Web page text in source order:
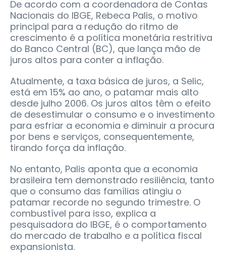
De acordo com a coordenadora de Contas
Nacionais do IBGE, Rebeca Palis, o motivo
principal para a redução do ritmo de
crescimento é a política monetária restritiva
do Banco Central (BC), que lança mão de
juros altos para conter a inflação.
Atualmente, a taxa básica de juros, a Selic,
está em 15% ao ano, o patamar mais alto
desde julho 2006. Os juros altos têm o efeito
de desestimular o consumo e o investimento
para esfriar a economia e diminuir a procura
por bens e serviços, consequentemente,
tirando força da inflação.
No entanto, Palis aponta que a economia
brasileira tem demonstrado resiliência, tanto
que o consumo das famílias atingiu o
patamar recorde no segundo trimestre. O
combustível para isso, explica a
pesquisadora do IBGE, é o comportamento
do mercado de trabalho e a política fiscal
expansionista.